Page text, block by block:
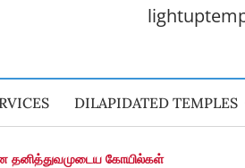
DILAPIDATED TEMPLES
தனித்துவமுடைய கோயில்கள்